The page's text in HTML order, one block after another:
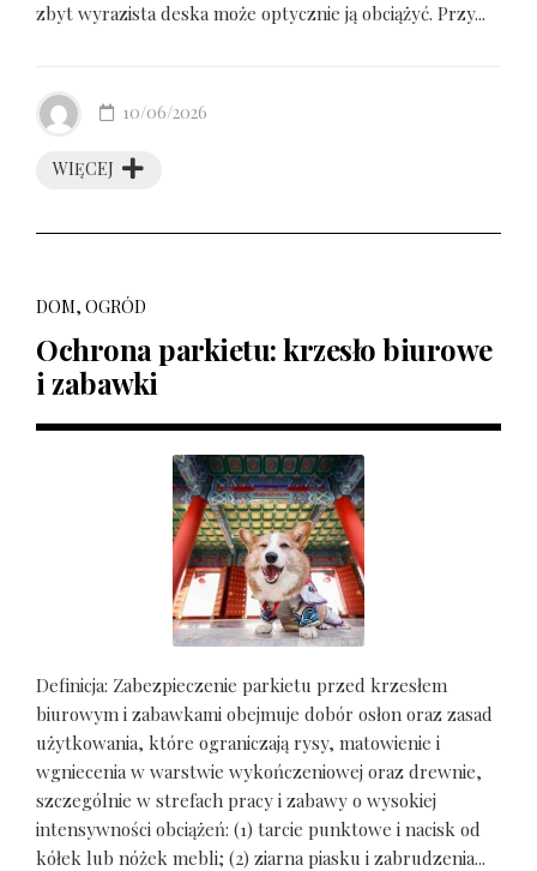
zbyt wyrazista deska może optycznie ją obciążyć. Przy...
WIĘCEJ
10/06/2026
DOM, OGRÓD
Ochrona parkietu: krzesło biurowe
i zabawki
Definicja: Zabezpieczenie parkietu przed krzesłem
biurowym i zabawkami obejmuje dobór osłon oraz zasad
użytkowania, które ograniczają rysy, matowienie i
wgniecenia w warstwie wykończeniowej oraz drewnie,
szczególnie w strefach pracy i zabawy o wysokiej
intensywności obciążeń: (1) tarcie punktowe i nacisk od
kółek lub nóżek mebli; (2) ziarna piasku i zabrudzenia...